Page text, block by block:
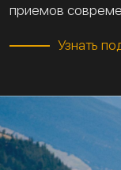
приемов
Узнать